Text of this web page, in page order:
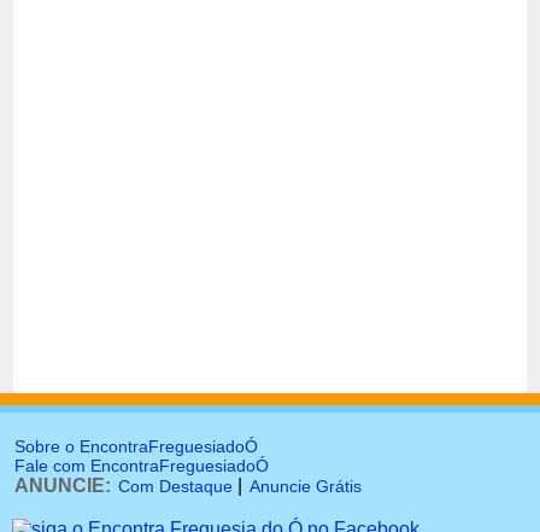
Sobre o EncontraFreguesiadoÓ
Fale com EncontraFreguesiadoÓ
ANUNCIE: Com Destaque Anuncie Grátis